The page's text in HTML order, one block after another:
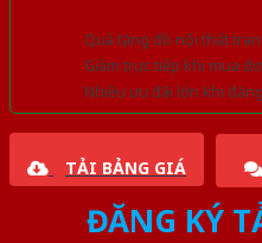
Quà tặng đồ nội thất
Giảm trực tiếp khi mua
Nhiều ưu đãi lớn khi
TẢI BẢNG GIÁ
ĐĂNG KÝ